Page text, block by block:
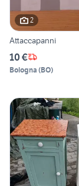
2
Attaccapanni
10 €
Bologna (BO)